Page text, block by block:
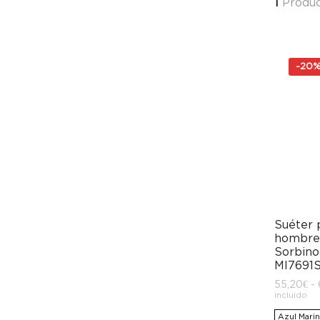
-
Suéter
Sorbino
55,20€ -
incluido
Azul